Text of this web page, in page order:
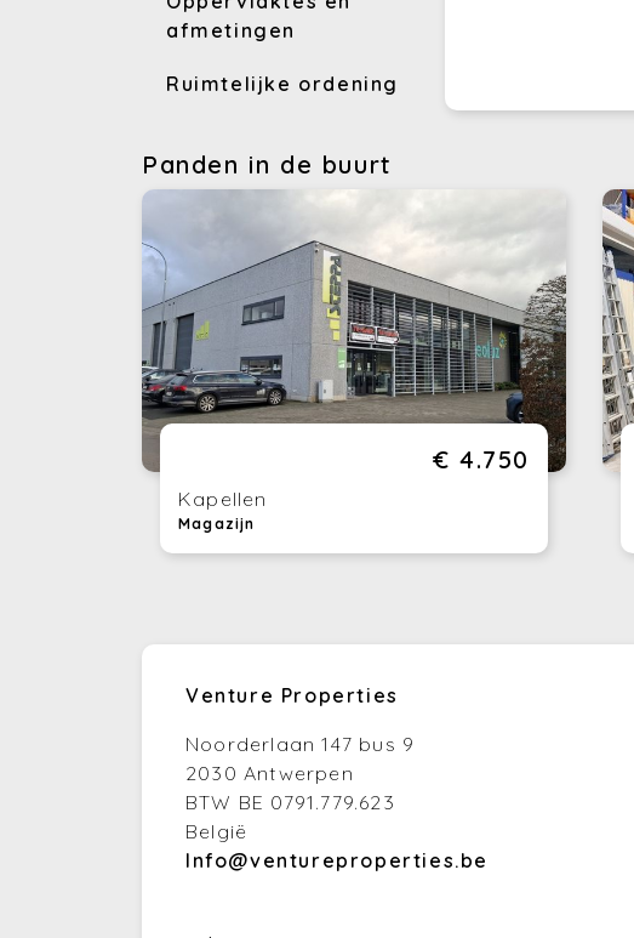
afmetingen
Ruimtelijke ordening
Panden in de buurt
€ 4.750
Kapellen
Magazijn
Venture Properties
Noorderlaan 147 bus 9
2030 Antwerpen
BTW BE 0791.779.623
België
Info@ventureproperties.be